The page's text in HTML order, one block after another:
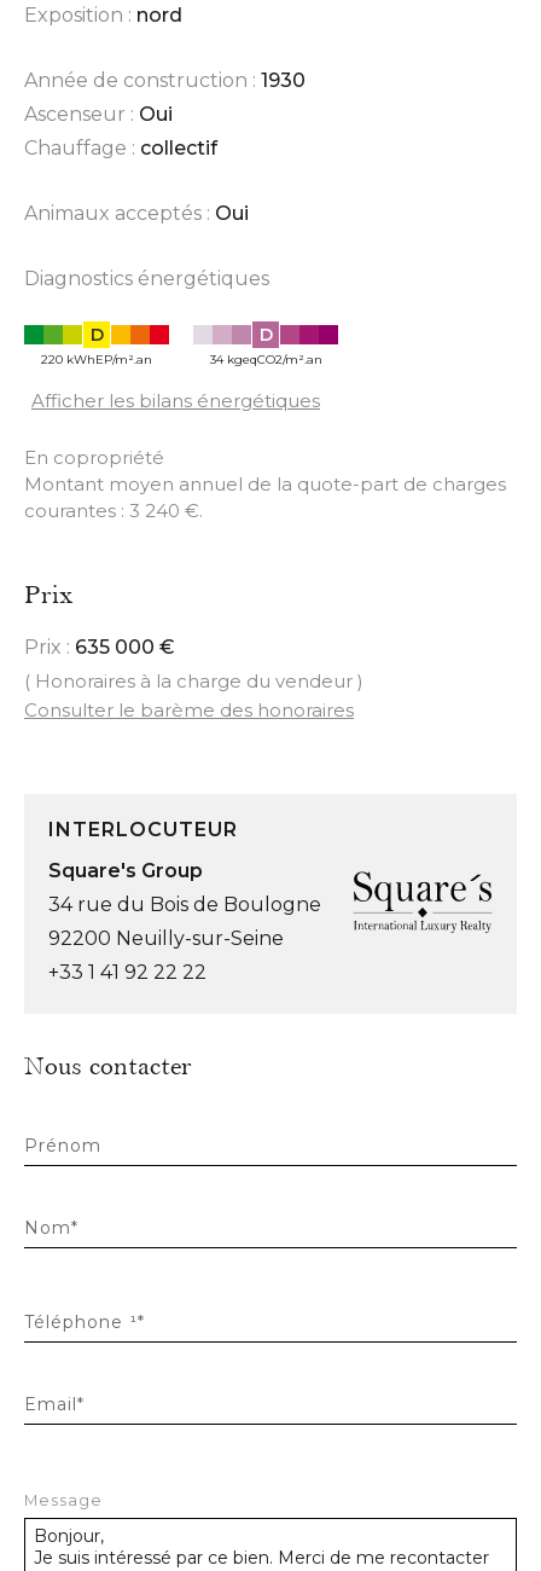
Exposition : nord
Année de construction : 1930
Ascenseur : Oui
Chauffage : collectif
Animaux acceptés : Oui
Diagnostics énergétiques
D
220 kWhEP/m².an
D
34 kgeqCO2/m².an
Afficher les bilans énergétiques
En copropriété
Montant moyen annuel de la quote-part de charges
courantes : 3 240 €.
Prix
Prix : 635 000 €
( Honoraires à la charge du vendeur )
Consulter le barème des honoraires
INTERLOCUTEUR
Square's Group
34 rue du Bois de Boulogne
92200 Neuilly-sur-Seine
+33 1 41 92 22 22
Nous contacter
Prénom
Nom*
Téléphone ¹*
Email*
Message